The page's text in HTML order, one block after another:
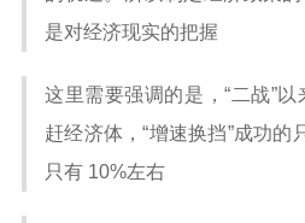
是对经济现实的把握
这里需要强调的是，“二战”
赶经济体，“增速换挡”成功的
只有 10%左右